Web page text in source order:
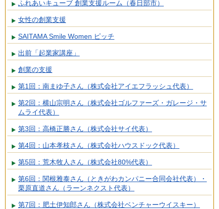
ふれあいキューブ 創業支援ルーム（春日部市）
女性の創業支援
SAITAMA Smile Women ピッチ
出前「起業家講座」
創業の支援
第1回：南まゆ子さん（株式会社アイエフラッシュ代表）
第2回：横山宗明さん（株式会社ゴルファーズ・ガレージ・サ
ムライ代表）
第3回：高橋正勝さん（株式会社サイ代表）
第4回：山本孝枝さん（株式会社ハウスドック代表）
第5回：荒木牧人さん（株式会社80%代表）
第6回：関根雅泰さん（ときがわカンパニー合同会社代表）・
栗原直道さん（ラーンネクスト代表）
第7回：肥土伊知郎さん（株式会社ベンチャーウイスキー）